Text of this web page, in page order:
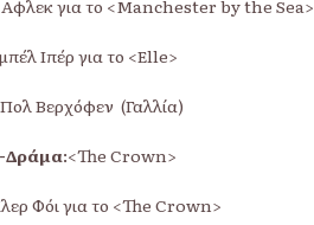
Αφλεκ για το <Manchester by the Sea>
Ιπέρ για το <Elle>
Βερχόφεν (Γαλλία)
Δράμα:<The Crown>
Φόι για το <The Crown>